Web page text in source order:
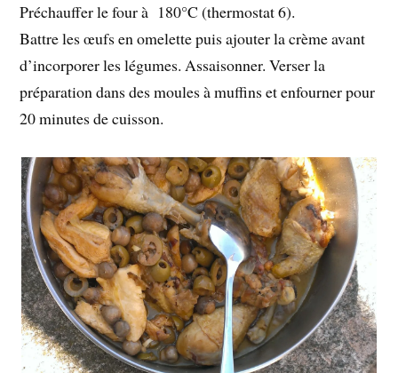
Préchauffer le four à 180°C (thermostat 6).
Battre les œufs en omelette puis ajouter la crème avant
d’incorporer les légumes. Assaisonner. Verser la
préparation dans des moules à muffins et enfourner pour
20 minutes de cuisson.